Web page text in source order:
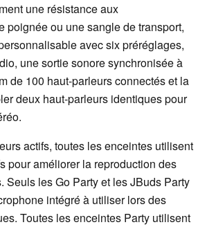
une résistance aux
poignée ou une sangle de transport,
avec six préréglages,
une sortie sonore synchronisée à
de 100 haut-parleurs connectés et la
deux haut-parleurs identiques pour
actifs, toutes les enceintes utilisent
pour améliorer la reproduction des
Seuls les Go Party et les JBuds Party
intégré à utiliser lors des
Toutes les enceintes Party utilisent